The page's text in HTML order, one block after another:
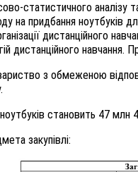
статистичного аналізу
на придбання ноутбуків
дистанційного
дистанційного навчання.
з обмеженою
становить 47
закупівлі: